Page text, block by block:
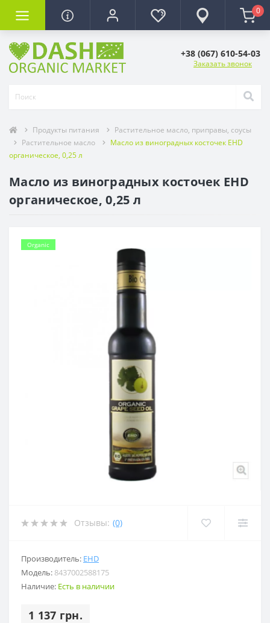
0
+38 (067) 610-54-03
Заказать звонок
Продукты питания
Растительное масло, приправы, соусы
Растительное масло
Масло из виноградных косточек EHD
органическое, 0,25 л
Масло из виноградных косточек EHD
органическое, 0,25 л
Organic
Отзывы: (0)
Производитель: EHD
Модель: 8437002588175
Наличие: Есть в наличии
1 137 грн.